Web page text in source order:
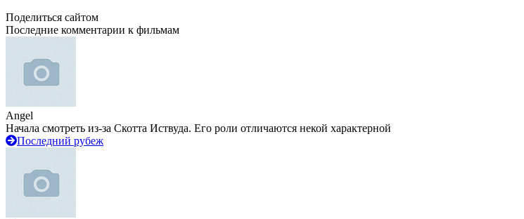
Поделиться сайтом
Последние комментарии к фильмам
Angel
Начала смотреть из-за Скотта Иствуда. Его роли отличаются некой характерной
Последний рубеж